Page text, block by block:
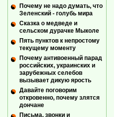
Почему не надо думать, что
Зеленский - голубь мира
Сказка о медведе и
сельском дурачке Мыколе
Пять пунктов к непростому
текущему моменту
Почему антивоенный парад
российских, украинских и
зарубежных селебов
вызывает дикую ярость
Давайте поговорим
откровенно, почему злятся
дончане
Письма, звонки и